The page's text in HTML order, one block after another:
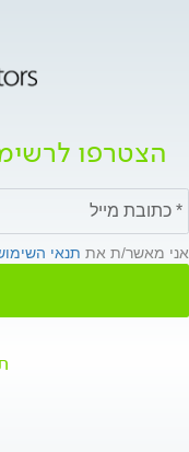
הצטרפו
אני מאשר/ת את תנאי